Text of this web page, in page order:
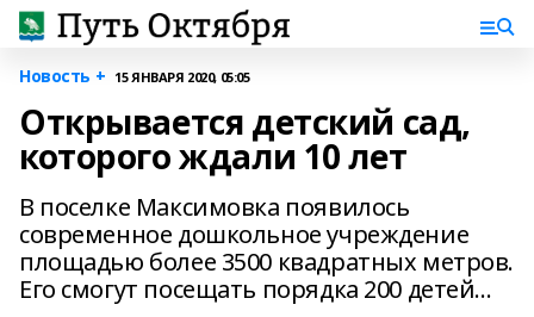
Новость + 15 ЯНВАРЯ 2020, 05:05
Открывается детский сад,
которого ждали 10 лет
В поселке Максимовка появилось
современное дошкольное учреждение
площадью более 3500 квадратных метров.
Его смогут посещать порядка 200 детей...